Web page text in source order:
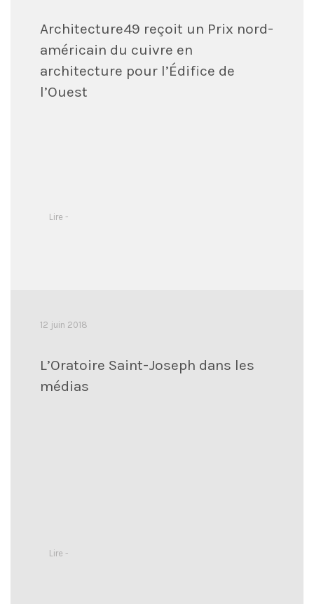
Architecture49 reçoit un Prix nord-
américain du cuivre en
architecture pour l’Édifice de
l’Ouest
Lire -
12 juin 2018
L’Oratoire Saint-Joseph dans les
médias
Lire -